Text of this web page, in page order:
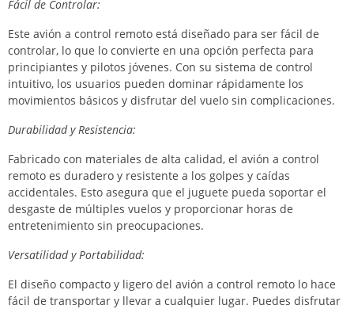
Fácil de Controlar:
Este avión a control remoto está diseñado para ser fácil de
controlar, lo que lo convierte en una opción perfecta para
principiantes y pilotos jóvenes. Con su sistema de control
intuitivo, los usuarios pueden dominar rápidamente los
movimientos básicos y disfrutar del vuelo sin complicaciones.
Durabilidad y Resistencia:
Fabricado con materiales de alta calidad, el avión a control
remoto es duradero y resistente a los golpes y caídas
accidentales. Esto asegura que el juguete pueda soportar el
desgaste de múltiples vuelos y proporcionar horas de
entretenimiento sin preocupaciones.
Versatilidad y Portabilidad:
El diseño compacto y ligero del avión a control remoto lo hace
fácil de transportar y llevar a cualquier lugar. Puedes disfrutar